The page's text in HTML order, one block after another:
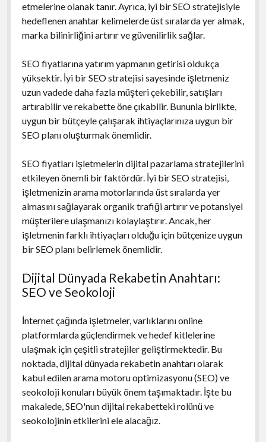
etmelerine olanak tanır. Ayrıca, iyi bir SEO stratejisiyle
hedeflenen anahtar kelimelerde üst sıralarda yer almak,
marka bilinirliğini artırır ve güvenilirlik sağlar.
SEO fiyatlarına yatırım yapmanın getirisi oldukça
yüksektir. İyi bir SEO stratejisi sayesinde işletmeniz
uzun vadede daha fazla müşteri çekebilir, satışları
artırabilir ve rekabette öne çıkabilir. Bununla birlikte,
uygun bir bütçeyle çalışarak ihtiyaçlarınıza uygun bir
SEO planı oluşturmak önemlidir.
SEO fiyatları işletmelerin dijital pazarlama stratejilerini
etkileyen önemli bir faktördür. İyi bir SEO stratejisi,
işletmenizin arama motorlarında üst sıralarda yer
almasını sağlayarak organik trafiği artırır ve potansiyel
müşterilere ulaşmanızı kolaylaştırır. Ancak, her
işletmenin farklı ihtiyaçları olduğu için bütçenize uygun
bir SEO planı belirlemek önemlidir.
Dijital Dünyada Rekabetin Anahtarı:
SEO ve Seokoloji
İnternet çağında işletmeler, varlıklarını online
platformlarda güçlendirmek ve hedef kitlelerine
ulaşmak için çeşitli stratejiler geliştirmektedir. Bu
noktada, dijital dünyada rekabetin anahtarı olarak
kabul edilen arama motoru optimizasyonu (SEO) ve
seokoloji konuları büyük önem taşımaktadır. İşte bu
makalede, SEO'nun dijital rekabetteki rolünü ve
seokolojinin etkilerini ele alacağız.